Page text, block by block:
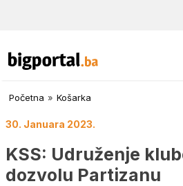
Početna » Košarka
30. Januara 2023.
KSS: Udruženje
dozvolu Partizanu